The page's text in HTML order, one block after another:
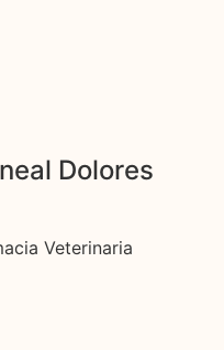
Dolores
Veterinaria